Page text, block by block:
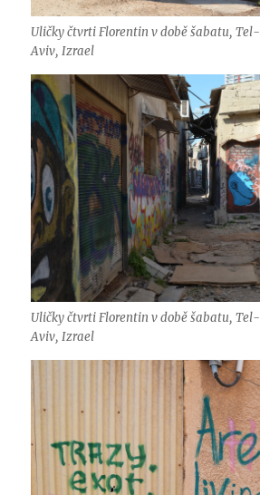
Uličky čtvrti Florentin v době šabatu, Tel-
Aviv, Izrael
Uličky čtvrti Florentin v době šabatu, Tel-
Aviv, Izrael